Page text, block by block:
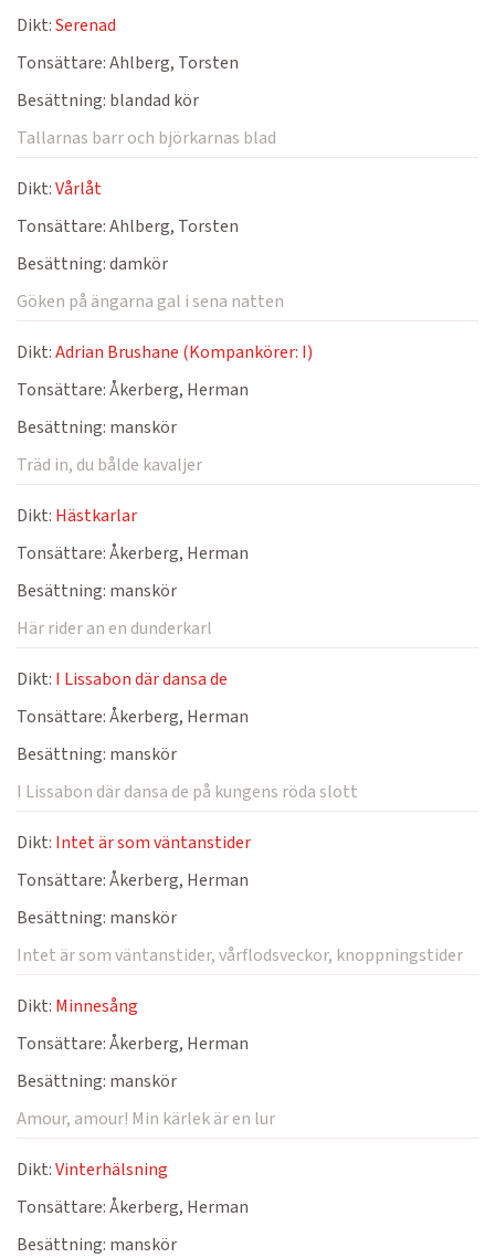
Dikt:Serenad
Tonsättare:Ahlberg, Torsten
Besättning: blandad kör
Tallarnas barr och björkarnas blad
Dikt:Vårlåt
Tonsättare:Ahlberg, Torsten
Besättning:damkör
Göken på ängarna gal i sena natten
Dikt:Adrian Brushane (Kompankörer: I)
Tonsättare:Åkerberg, Herman
Besättning: manskör
Träd in, du bålde kavaljer
Dikt: Hästkarlar
Tonsättare:Åkerberg, Herman
Besättning: manskör
Här rider an en dunderkarl
Dikt: I Lissabon där dansa de
Tonsättare:Åkerberg, Herman
Besättning: manskör
I Lissabon där dansa de på kungens röda slott
Dikt: Intet är som väntanstider
Tonsättare:Åkerberg, Herman
Besättning: manskör
Intet är som väntanstider, vårflodsveckor, knoppningstider
Dikt: Minnesång
Tonsättare:Åkerberg, Herman
Besättning: manskör
Amour, amour! Min kärlek är en lur
Dikt:Vinterhälsning
Tonsättare:Åkerberg, Herman
Besättning: manskör